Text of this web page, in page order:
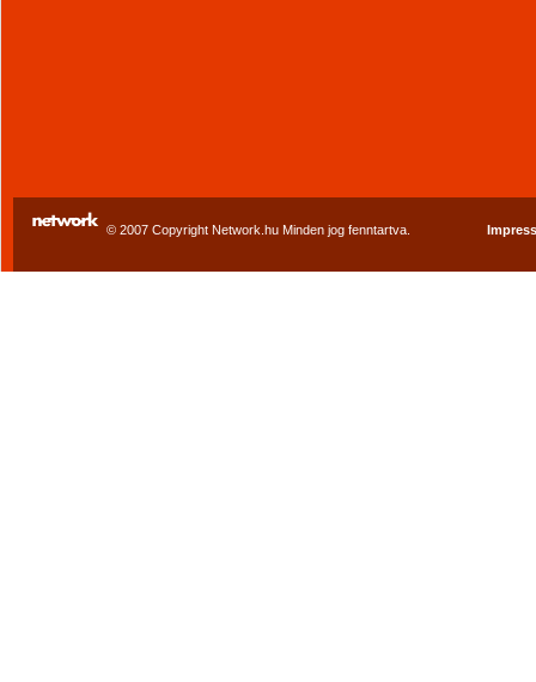
© 2007 Copyright Network.hu Minden jog fenntartva.